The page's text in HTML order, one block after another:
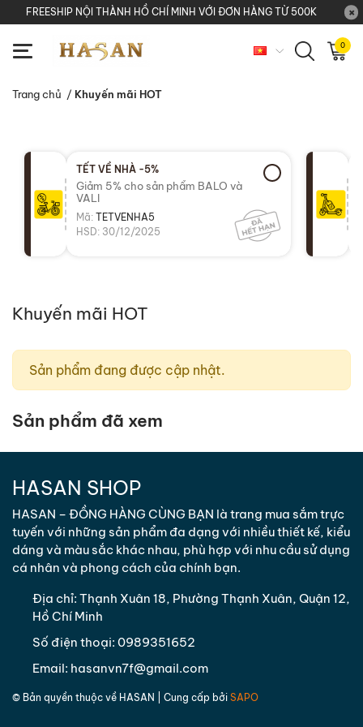
FREESHIP NỘI THÀNH HỒ CHÍ MINH VỚI ĐƠN HÀNG TỪ 500K
0
Trang chủ / Khuyến mãi HOT
TẾT VỀ NHÀ -5%
Giảm 5% cho sản phẩm BALO và
VALI
Mã: TETVENHA5
HSD: 30/12/2025
Khuyến mãi HOT
Sản phẩm đang được cập nhật.
Sản phẩm đã xem
HASAN SHOP
HASAN – ĐỒNG HÀNG CÙNG BẠN là trang mua sắm trực
tuyến với những sản phẩm đa dạng với nhiều thiết kế, kiểu
dáng và màu sắc khác nhau, phù hợp với nhu cầu sử dụng
cá nhân và phong cách của chính bạn.
Địa chỉ: Thạnh Xuân 18, Phường Thạnh Xuân, Quận 12,
Hồ Chí Minh
Số điện thoại: 0989351652
Email: hasanvn7f@gmail.com
© Bản quyền thuộc về HASAN | Cung cấp bởi SAPO